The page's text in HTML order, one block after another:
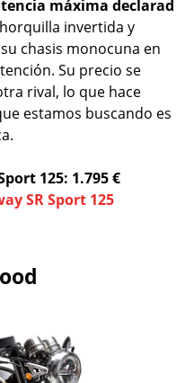
máxima declarad
invertida y
chasis monocuna en
Su precio se
rival, lo que hace
estamos buscando es
125: 1.795 €
SR Sport 125